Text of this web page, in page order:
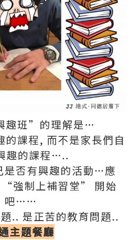
趣班”的理解是…
的課程, 而不是家長們自
趣的課程…..
是否有興趣的活動…應
強制上補習堂” 開始
吧……
.. 是正苦的教育問題..
主題餐廳